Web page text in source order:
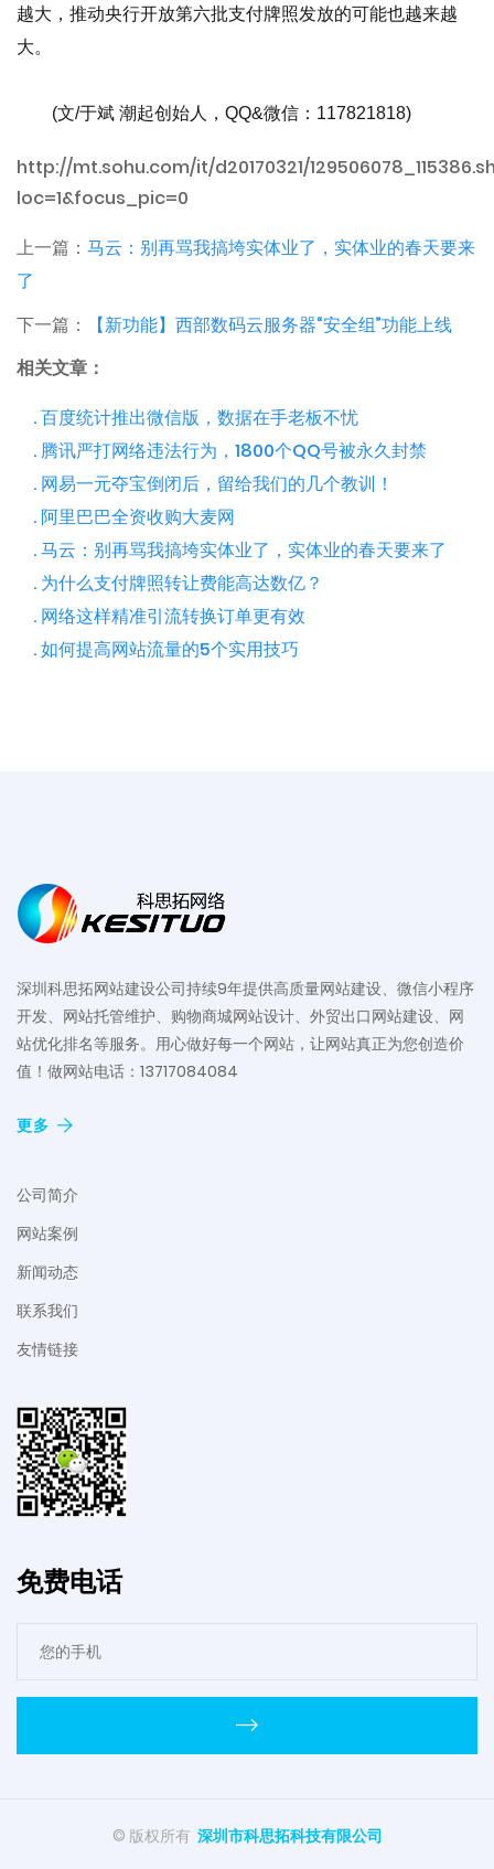
越大，推动央行开放第六批支付牌照发放的可能也越来越
大。
(文/于斌 潮起创始人，QQ&微信：117821818)
http://mt.sohu.com/it/d20170321/
loc=1&focus_pic=0
上一篇： 马云：别再骂我搞垮实体业了，实体业的春天要来
了
下一篇：
【新功能】西部数码云服务器“安全组”功能上线
相关文章：
. 百度统计推出微信版，数据在手老板不忧
. 腾讯严打网络违法行为，1800个QQ号被永久封禁
. 网易一元夺宝倒闭后，留给我们的几个教训！
. 阿里巴巴全资收购大麦网
. 马云：别再骂我搞垮实体业了，实体业的春天要来了
. 为什么支付牌照转让费能高达数亿？
. 网络这样精准引流转换订单更有效
. 如何提高网站流量的5个实用技巧
深圳科思拓网站建设公司持续9年提供高质量网站建设、微信小程序
开发、网站托管维护、购物商城网站设计、外贸出口网站建设、网
站优化排名等服务。用心做好每一个网站，让网站真正为您创造价
值！做网站电话：13717084084
更多
公司简介
网站案例
新闻动态
联系我们
友情链接
免费电话
© 版权所有 深圳市科思拓科技有限公司